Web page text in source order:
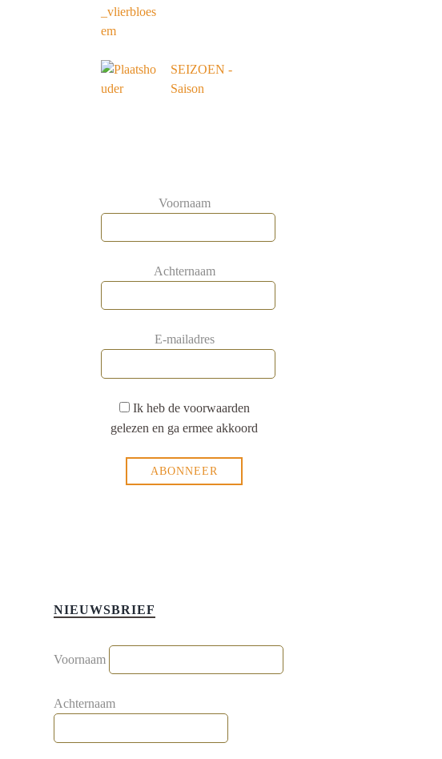
SEIZOEN -
Saison
Voornaam
Achternaam
E-mailadres
Ik heb de voorwaarden
gelezen en ga ermee akkoord
NIEUWSBRIEF
Voornaam
Achternaam